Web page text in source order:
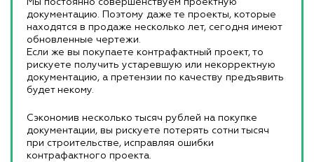
документацию. Поэтому даже те проекты, которые
находятся в продаже несколько лет, сегодня имеют
обновленные чертежи.
Если же вы покупаете контрафактный проект, то
рискуете получить устаревшую или некорректную
документацию, а претензии по качеству предъявить
будет некому.
Сэкономив несколько тысяч рублей на покупке
документации, вы рискуете потерять сотни тысяч
при строительстве, исправляя ошибки
контрафактного проекта.